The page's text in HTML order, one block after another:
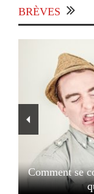
BRÈVES
Comment se